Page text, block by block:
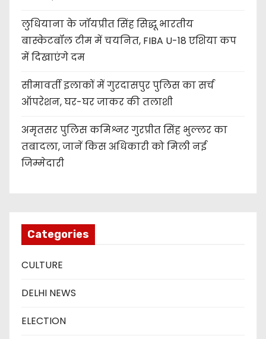
लुधियाना के जॉयप्रीत सिंह सिद्धू भारतीय
बास्केटबॉल टीम में चयनित, FIBA U-18 एशिया कप
में दिखाएंगे दम
सीमावर्ती इलाकों में गुरदासपुर पुलिस का सर्च
ऑपरेशन, घर-घर जाकर की तलाशी
अमृतसर पुलिस कमिश्नर गुरप्रीत सिंह भुल्लर का
तबादला, जानें किस अधिकारी को मिली नई
जिम्मेदारी
Categories
CULTURE
DELHI NEWS
ELECTION